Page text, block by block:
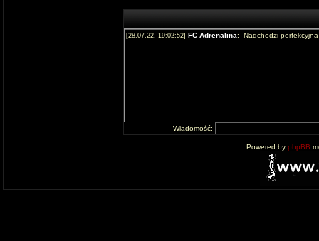
Wiadomość:
Powered by phpBB